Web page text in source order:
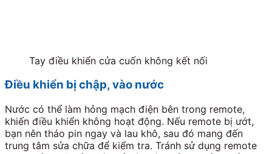
Tay điều khiển cửa cuốn không kết nối
Điều khiển bị chập, vào nước
Nước có thể làm hỏng mạch điện bên trong remote,
khiến điều khiển không hoạt động. Nếu remote bị ướt,
bạn nên tháo pin ngay và lau khô, sau đó mang đến
trung tâm sửa chữa để kiểm tra. Tránh sử dụng remote